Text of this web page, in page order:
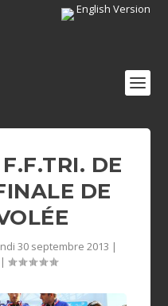
English Version
DE
DE
30 septembre 2013 |